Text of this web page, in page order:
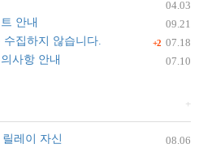
04.03
09.21
안내
+2 07.18
집하지 않습니다.
07.10
사항 안내
+
08.06
레이 자신